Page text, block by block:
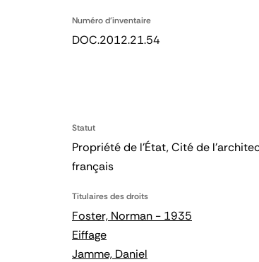
Numéro d'inventaire
DOC.2012.21.54
Statut
Propriété de l’État, Cité de
français
Titulaires des droits
Foster, Norman - 1935
Eiffage
Jamme, Daniel